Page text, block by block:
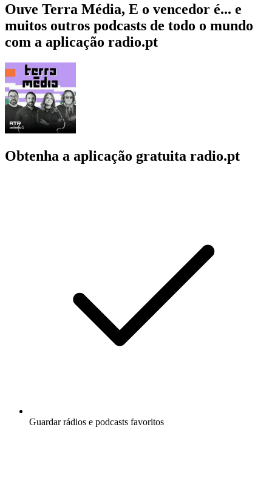
Ouve Terra Média, E o vencedor é... e
muitos outros podcasts de todo o mundo
com a aplicação radio.pt
Obtenha a aplicação gratuita radio.pt
Guardar rádios e podcasts favoritos